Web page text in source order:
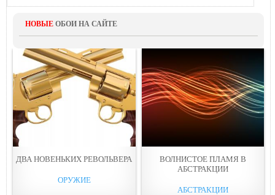
НОВЫЕ ОБОИ НА САЙТЕ
ДВА НОВEНЬКИХ РЕВОЛЬВЕРА
ОРУЖИЕ
ВОЛНИСТОE ПЛАМЯ В
АБСТРАКЦИИ
АБСТРАКЦИИ